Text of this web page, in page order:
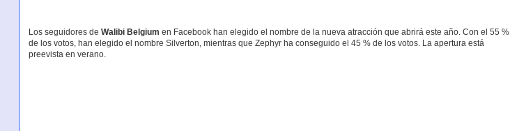
Los seguidores de Walibi Belgium en Facebook han elegido el nombre de la nueva atracción que abrirá este año. Con el 55 %
de los votos, han elegido el nombre Silverton, mientras que Zephyr ha conseguido el 45 % de los votos. La apertura está
preevista en verano.